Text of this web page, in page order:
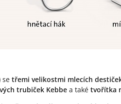
se třemi velikostmi mlecích
trubiček Kebbe a také tvořítka